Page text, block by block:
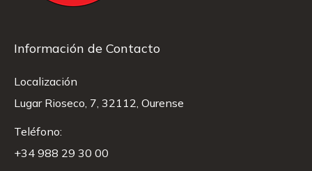
Información de Contacto
Localización
Lugar Rioseco, 7, 32112, Ourense
Teléfono:
+34 988 29 30 00